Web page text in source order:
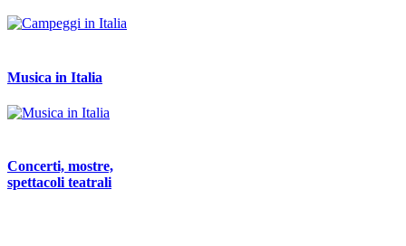
Musica in Italia
Concerti, mostre,
spettacoli teatrali